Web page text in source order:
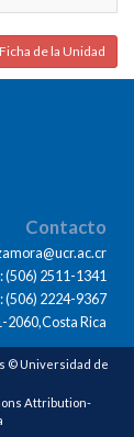
de la Unidad
Contacto
(506) 2511-1341
(506) 2224-9367
2060,Costa Rica
© Universidad de
Attribution-